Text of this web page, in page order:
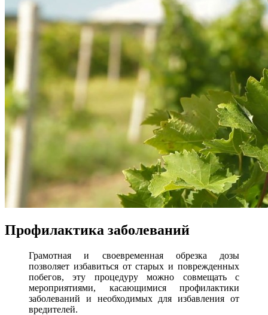
Профилактика заболеваний
Грамотная и своевременная обрезка дозы
позволяет избавиться от старых и поврежденных
побегов, эту процедуру можно совмещать с
мероприятиями, касающимися профилактики
заболеваний и необходимых для избавления от
вредителей.